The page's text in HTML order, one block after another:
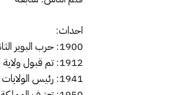
احداث:
1900: حرب البوير الثانية: بعد أن حاصرت بالفعل القلعة في ليديسميث ، هاجمتها قوات البوير ، لكن المدافعين البريطانيين دفعوا بها.
1912: تم قبول ولاية نيو مكسيكو في الاتحاد باعتبارها الولاية الأمريكية السابعة والأربعين.
1941: رئيس الولايات المتحدة فرانكلين دي روزفلت يلقي خطاب الحريات الأربع في خطاب حالة الاتحاد.